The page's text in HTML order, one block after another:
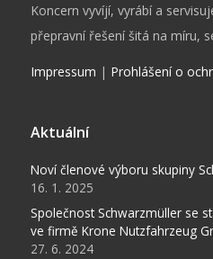
Koncern vyvíjí, vyrábí a
přepravní řešení šitá na míru,
Impressum | Prohlášení o
Aktuální
Noví členové výboru skupiny
16. 1. 2025
Společnost Schwarzmüller se
ve firmě Krone Nutzfahrzeug
27. 6. 2024